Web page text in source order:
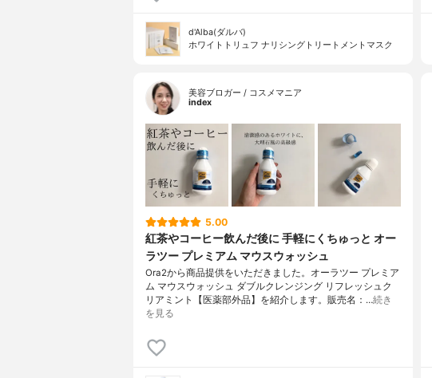
d'Alba(ダルバ)
ホワイトトリュフ ナリシングトリートメントマスク
美容ブロガー / コスメマニア
index
5.00
紅茶やコーヒー飲んだ後に 手軽にくちゅっと オー
ラツー プレミアム マウスウォッシュ
Ora2から商品提供をいただきました。オーラツー プレミア
ム マウスウォッシュ ダブルクレンジング リフレッシュク
リアミント【医薬部外品】を紹介します。販売名：…続き
を見る